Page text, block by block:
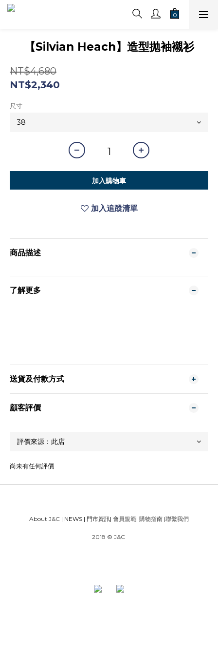
【Silvian Heach】造型拋袖襯衫
NT$4,680
NT$2,340
尺寸
加入購物車
加入追蹤清單
商品描述
了解更多
送貨及付款方式
顧客評價
尚未有任何評價
About J&C | NEWS | 門市資訊| 會員規範| 購物指南 |聯繫我們
2018 © J&C